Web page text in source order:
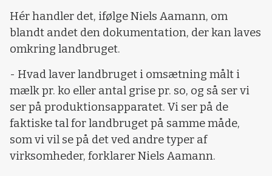
Hér handler det, ifølge Niels Aamann, om
blandt andet den dokumentation, der kan laves
omkring landbruget.
- Hvad laver landbruget i omsætning målt i
mælk pr. ko eller antal grise pr. so, og så ser vi
ser på produktionsapparatet. Vi ser på de
faktiske tal for landbruget på samme måde,
som vi vil se på det ved andre typer af
virksomheder, forklarer Niels Aamann.